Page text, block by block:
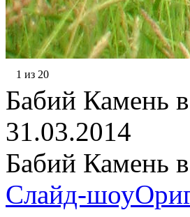
1 из 20
Бабий Камень
31.03.2014
Бабий Камень
Слайд-шоу